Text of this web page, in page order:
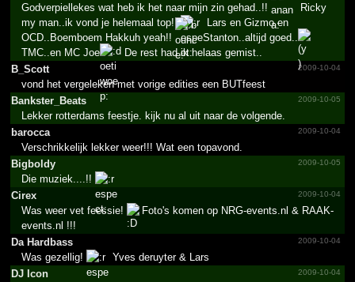
Godverpiellekes wat heb ik het naar mijn zin gehad..!!
Ricky
my man..ik vond je helemaal top!!
Lars en Gizmo en
OCD..Boemboem Hakkuh yeah!!
Stanton..altijd goed..
TMC..en MC Joe
De rest had ik helaas gemist..
B_Scott
2009-10-04
vond het vergeleken met vorige edities een BUTfeest
Bankster_­Beats
2009-10-05
Lekker rotterdams feestje. kijk nu al uit naar de volgende.
barocca
2009-10-04
Verschrikkelijk lekker weer!!! Wat een topavond.
Bigboldy
2009-10-05
Die muziek....!!
Cirex
2009-10-04
Was weer vet feessie!
Foto's komen op NRG-events.nl & RAAK-
events.nl !!!
Da Hardbass
2009-10-04
Was gezellig!
Yves deruyter & Lars
DJ Icon
2009-10-04